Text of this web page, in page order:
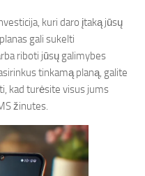
kuri daro įtaką jūsų
gali sukelti
riboti jūsų galimybes
tinkamą planą, galite
kad turėsite visus jums
žinutes.